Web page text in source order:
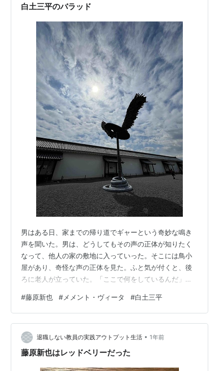
白土三平のバラッド
男はある日、家までの帰り道でギャーという奇妙な鳴き
声を聞いた。男は、どうしてもその声の正体が知りたく
なって、他人の家の敷地に入っていった。そこには鳥小
屋があり、奇怪な声の正体を見た。ふと気が付くと、後
ろに老人が立っていた。「ここで何をしているんだ」男
よね」「うん、三羽いたが一羽はもう食った」 再び訪ね
たとき、老人は男を家の中へ招き入れた。薄暗い室内に
は様々な種類の猟の道具や、研ぎ澄ました刃物が並んで
いた。老人の家を時折訪れるようになったある日、男に
連絡があった。「猪がわなにかかった。来ないか？」駆
#藤原新也 # メメント・ヴィータ #白土三平
退職しない教員の実践アウトプット生活 • 1年前
藤原新也はレッドベリーだった